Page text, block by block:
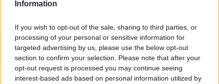
Information
If you wish to opt-out of the sale, sharing to third parties, or
processing of your personal or sensitive information for
targeted advertising by us, please use the below opt-out
section to confirm your selection. Please note that after your
opt-out request is processed you may continue seeing
interest-based ads based on personal information utilized by
gombokat és programozza - többé-kevésbé
A hangok a megfelelő billentyű
benyomásával szinkronizálhatók, a
komponálás közben a zene nemcsak
hallható, hanem "látható" is.